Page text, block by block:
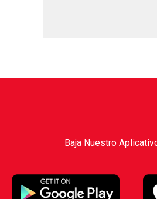
Baja Nuestro